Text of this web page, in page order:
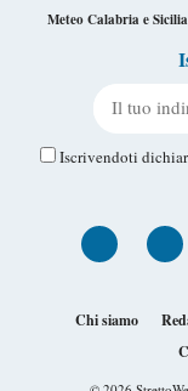
Meteo Calabria e Sicilia
Iscrivendoti
Chi siamo